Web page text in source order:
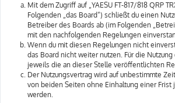
Mit dem Zugriff auf „YAESU FT-817/818 QRP
Folgenden „das Board“) schließt du einen
Betreiber des Boards ab (im Folgenden
mit den nachfolgenden Regelungen
Wenn du mit diesen Regelungen nicht
das Board nicht weiter nutzen. Für die
jeweils die an dieser Stelle veröffentlichten
Der Nutzungsvertrag wird auf unbestimmte
von beiden Seiten ohne Einhaltung einer Frist
werden.